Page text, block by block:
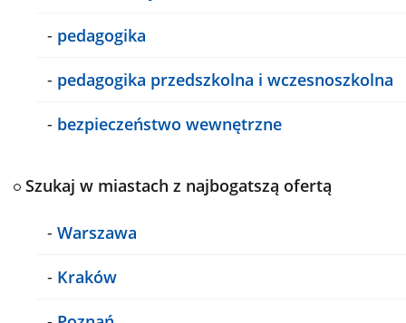
- pedagogika
- pedagogika przedszkolna i wczesnoszkolna
- bezpieczeństwo wewnętrzne
Szukaj w miastach z najbogatszą ofertą
- Warszawa
- Kraków